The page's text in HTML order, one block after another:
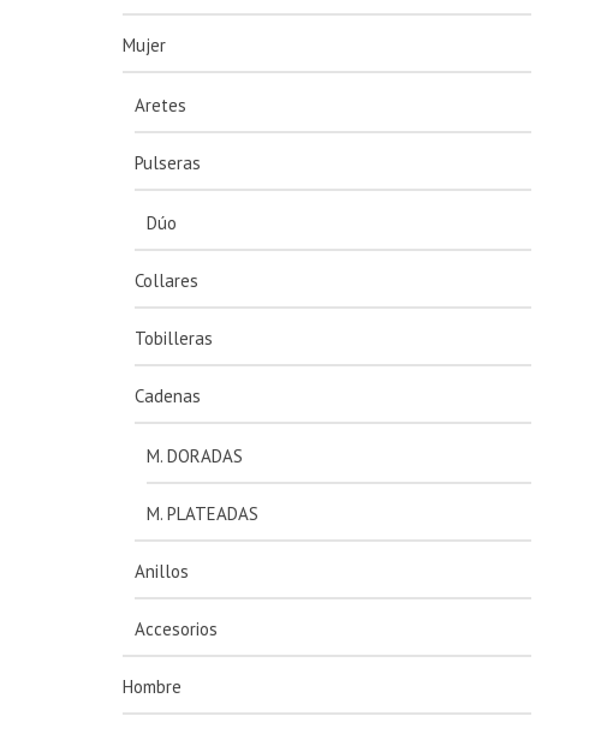
Mujer
Aretes
Pulseras
Dúo
Collares
Tobilleras
Cadenas
M. DORADAS
M. PLATEADAS
Anillos
Accesorios
Hombre